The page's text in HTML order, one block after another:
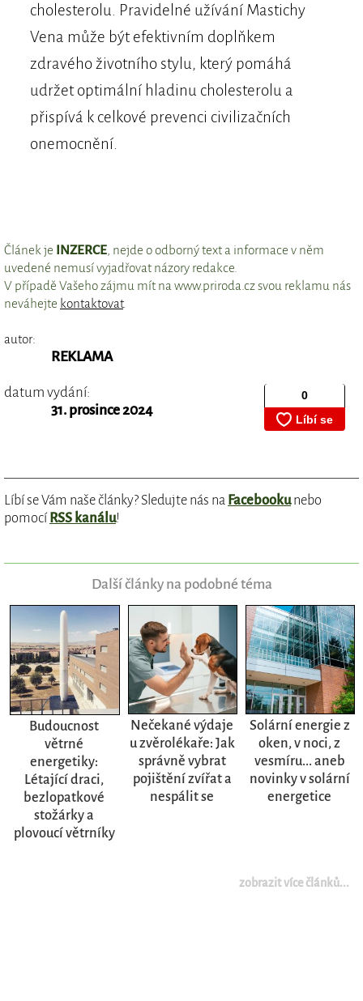
cholesterolu. Pravidelné užívání Mastichy
Vena může být efektivním doplňkem
zdravého životního stylu, který pomáhá
udržet optimální hladinu cholesterolu a
přispívá k celkové prevenci civilizačních
onemocnění.
Článek je INZERCE, nejde o odborný text a informace v něm
uvedené nemusí vyjadřovat názory redakce.
V případě Vašeho zájmu mít na www.priroda.cz svou reklamu nás
neváhejte kontaktovat.
autor:
REKLAMA
datum vydání:
31. prosince 2024
Líbí se Vám naše články? Sledujte nás na Facebookunebo
pomocí RSS kanálu!
Další články na podobné téma
Budoucnost
větrné
energetiky:
Létající draci,
bezlopatkové
stožárky a
plovoucí větrníky
Nečekané výdaje
u zvěrolékaře: Jak
správně vybrat
pojištění zvířat a
nespálit se
Solární energie z
oken, v noci, z
vesmíru... aneb
novinky v solární
energetice
zobrazit více článků...